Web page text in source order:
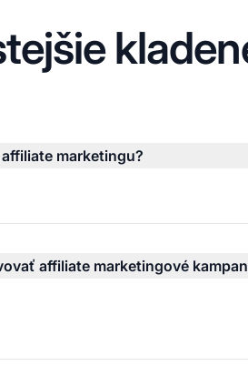
marketingu?
affiliate marketingové